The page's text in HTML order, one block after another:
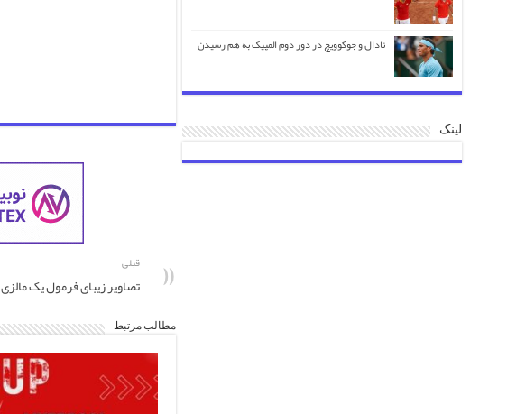
قبلی
تصاویر زیبای فرمول یک مالزی ۲۰۱۶
مطالب مرتبط
نادال و جوکوویچ در دور دوم المپیک به هم رسیدن
لینک